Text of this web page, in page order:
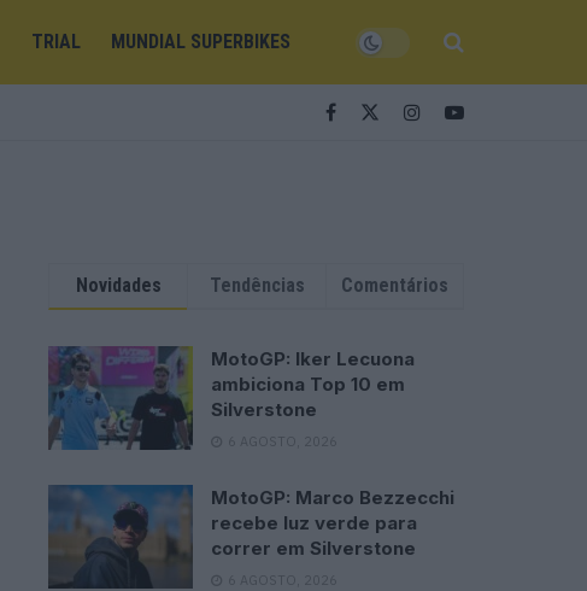
TRIAL MUNDIAL SUPERBIKES
Novidades Tendências Comentários
MotoGP: Iker Lecuona
ambiciona Top 10 em
Silverstone
6 AGOSTO, 2026
MotoGP: Marco Bezzecchi
recebe luz verde para
correr em Silverstone
6 AGOSTO, 2026